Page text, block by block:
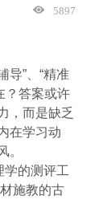
5897
导”、“精准
？答案或许
，而是缺乏
在学习动
。
学的测评工
施教的古